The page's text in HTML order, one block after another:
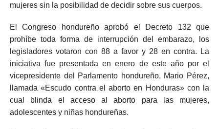
mujeres sin la posibilidad de decidir sobre sus cuerpos.
El Congreso hondureño aprobó el Decreto 132 que
prohíbe toda forma de interrupción del embarazo, los
legisladores votaron con 88 a favor y 28 en contra. La
iniciativa fue presentada en enero de este año por el
vicepresidente del Parlamento hondureño, Mario Pérez,
llamada«Escudo contra el aborto en Honduras» con la
cual blinda el acceso al aborto para las mujeres,
adolescentes y niñas hondureñas.